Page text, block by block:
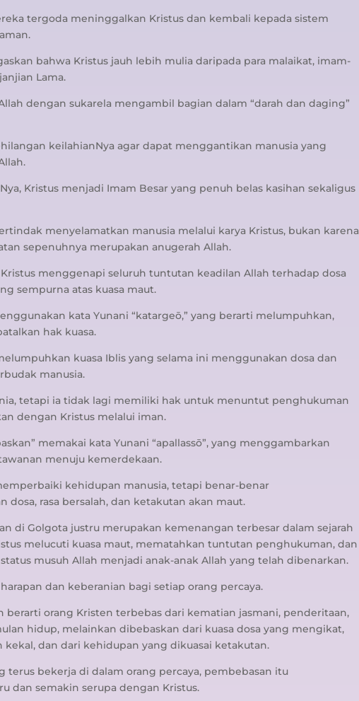
tergoda meninggalkan Kristus dan kembali kepada sistem
bahwa Kristus jauh lebih mulia daripada para malaikat, imam-
Lama.
dengan sukarela mengambil bagian dalam “darah dan daging”
keilahianNya agar dapat menggantikan manusia yang
Kristus menjadi Imam Besar yang penuh belas kasihan sekaligus
menyelamatkan manusia melalui karya Kristus, bukan karena
sepenuhnya merupakan anugerah Allah.
menggenapi seluruh tuntutan keadilan Allah terhadap dosa
sempurna atas kuasa maut.
kata Yunani “katargeō,” yang berarti melumpuhkan,
hak kuasa.
kuasa Iblis yang selama ini menggunakan dosa dan
manusia.
tetapi ia tidak lagi memiliki hak untuk menuntut penghukuman
dengan Kristus melalui iman.
memakai kata Yunani “apallassō”, yang menggambarkan
menuju kemerdekaan.
kehidupan manusia, tetapi benar-benar
dosa, rasa bersalah, dan ketakutan akan maut.
di Golgota justru merupakan kemenangan terbesar dalam sejarah
melucuti kuasa maut, mematahkan tuntutan penghukuman, dan
musuh Allah menjadi anak-anak Allah yang telah dibenarkan.
dan keberanian bagi setiap orang percaya.
berarti orang Kristen terbebas dari kematian jasmani, penderitaan,
hidup, melainkan dibebaskan dari kuasa dosa yang mengikat,
dan dari kehidupan yang dikuasai ketakutan.
terus bekerja di dalam orang percaya, pembebasan itu
dan semakin serupa dengan Kristus.